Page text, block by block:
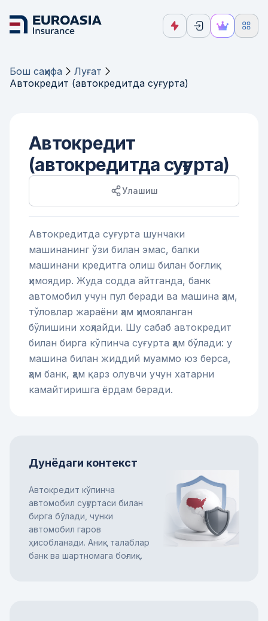
Бош саҳифа
Луғат
Автокредит (автокредитда суғурта)
Автокредит
(автокредитда суғурта)
Улашиш
Автокредитда суғурта шунчаки
машинанинг ўзи билан эмас, балки
машинани кредитга олиш билан боғлиқ
ҳимоядир. Жуда содда айтганда, банк
автомобил учун пул беради ва машина ҳам,
тўловлар жараёни ҳам ҳимояланган
бўлишини хоҳлайди. Шу сабаб автокредит
билан бирга кўпинча суғурта ҳам бўлади: у
машина билан жиддий муаммо юз берса,
ҳам банк, ҳам қарз олувчи учун хатарни
камайтиришга ёрдам беради.
Дунёдаги контекст
Автокредит кўпинча
автомобил суғуртаси билан
бирга бўлади, чунки
автомобил гаров
ҳисобланади. Аниқ талаблар
банк ва шартномага боғлиқ.